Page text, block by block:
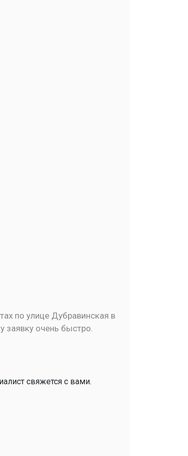
по улице Дубравинская в
заявку очень быстро.
свяжется с вами.